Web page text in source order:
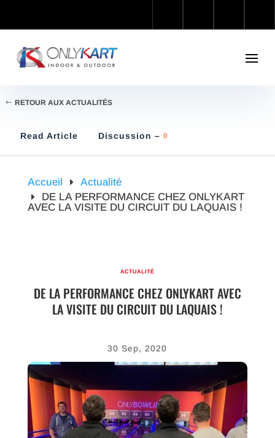
RETOUR AUX ACTUALITÉS
Read Article Discussion – 0
Accueil
Actualité
DE LA PERFORMANCE CHEZ ONLYKART
AVEC LA VISITE DU CIRCUIT DU LAQUAIS !
ACTUALITÉ
DE LA PERFORMANCE CHEZ ONLYKART AVEC
LA VISITE DU CIRCUIT DU LAQUAIS !
30 Sep, 2020